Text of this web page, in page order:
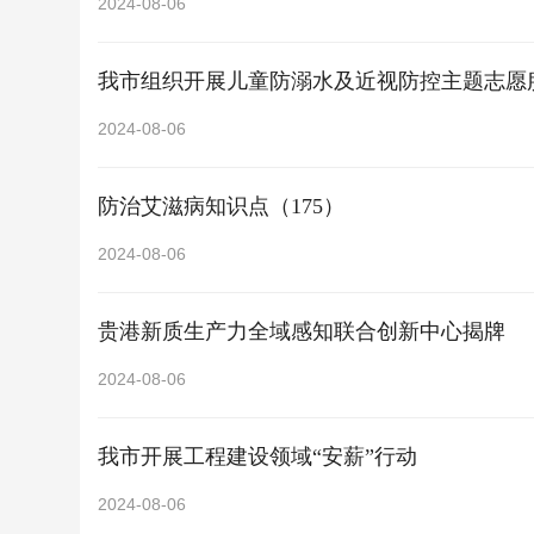
我市组织开展儿童防溺水及近视防控主题志愿
2024-08-06
防治艾滋病知识点（175）
2024-08-06
贵港新质生产力全域感知联合创新中心揭牌
2024-08-06
我市开展工程建设领域“安薪”行动
2024-08-06